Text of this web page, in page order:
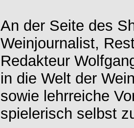
An der Seite des
Weinjournalist,
Redakteur
in die Welt der
sowie lehrreiche
spielerisch selbst